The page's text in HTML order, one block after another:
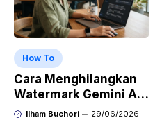
How To
Cara Menghilangkan
Watermark Gemini AI
dengan Mudah Hasil
Ilham Buchori 29/06/2026